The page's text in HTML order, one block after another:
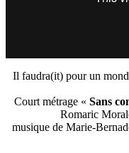
Il faudra(it) pour un
Court métrage « Sans
Romaric
musique de Marie-